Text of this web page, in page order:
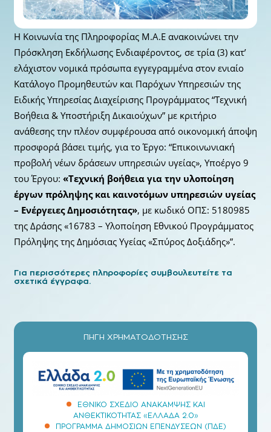
Η Κοινωνία της Πληροφορίας Μ.Α.Ε ανακοινώνει την
Πρόσκληση Εκδήλωσης Ενδιαφέροντος, σε τρία (3) κατ’
ελάχιστον νομικά πρόσωπα εγγεγραμμένα στον ενιαίο
Κατάλογο Προμηθευτών και Παρόχων Υπηρεσιών της
Ειδικής Υπηρεσίας Διαχείρισης Προγράμματος “Τεχνική
Βοήθεια & Υποστήριξη Δικαιούχων” με κριτήριο
ανάθεσης την πλέον συμφέρουσα από οικονομική άποψη
προσφορά βάσει τιμής, για το Έργο: “Επικοινωνιακή
προβολή νέων δράσεων υπηρεσιών υγείας», Υποέργο 9
του Έργου: «Τεχνική βοήθεια για την υλοποίηση
έργων πρόληψης και καινοτόμων υπηρεσιών υγείας
– Ενέργειες Δημοσιότητας», με κωδικό ΟΠΣ: 5180985
της Δράσης «16783 – Υλοποίηση Εθνικού Προγράμματος
Πρόληψης της Δημόσιας Υγείας «Σπύρος Δοξιάδης»”.
Για περισσότερες πληροφορίες συμβουλευτείτε τα
σχετικά έγγραφα.
ΠΗΓΗ ΧΡΗΜΑΤΟΔΟΤΗΣΗΣ
ΕΘΝΙΚΌ ΣΧΈΔΙΟ ΑΝΆΚΑΜΨΗΣ ΚΑΙ
ΑΝΘΕΚΤΙΚΌΤΗΤΑΣ «ΕΛΛΆΔΑ 2.0»
ΠΡΌΓΡΑΜΜΑ ΔΗΜΟΣΊΩΝ ΕΠΕΝΔΎΣΕΩΝ (ΠΔΕ)